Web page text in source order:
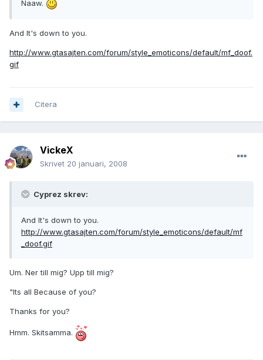
Naaw.
And It's down to you.
http://www.gtasajten.com/forum/style_emoticons/default/mf_doof.
gif
Citera
VickeX
Skrivet 20 januari, 2008
Cyprez skrev:
And It's down to you.
http://www.gtasajten.com/forum/style_emoticons/default/mf
_doof.gif
Um. Ner till mig? Upp till mig?
"Its all Because of you?
Thanks for you?
Hmm. Skitsamma.